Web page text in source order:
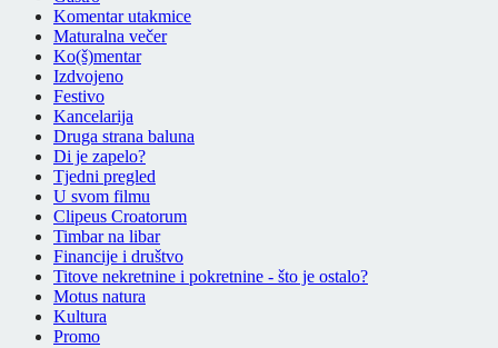
Komentar utakmice
Maturalna večer
Ko(š)mentar
Izdvojeno
Festivo
Kancelarija
Druga strana baluna
Di je zapelo?
Tjedni pregled
U svom filmu
Clipeus Croatorum
Timbar na libar
Financije i društvo
Titove nekretnine i pokretnine - što je ostalo?
Motus natura
Kultura
Promo